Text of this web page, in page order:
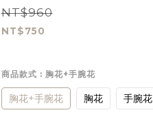
NT$960
NT$750
商品款式 : 胸花+手腕花
胸花+手腕花 胸花 手腕花